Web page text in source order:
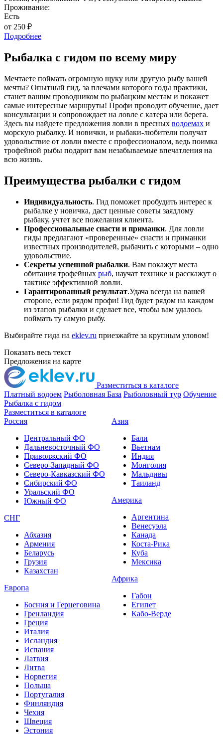
Проживание:
Есть
от 250 ₽
Подробнее
Рыбалка с гидом по всему миру
Мечтаете поймать огромную щуку или другую рыбу вашей
мечты? Опытный гид, за плечами которого годы практики,
станет вашим проводником по рыбацким местам и покажет
самые интересные маршруты! Профи проводит обучение, дает
консультации и сопровождает на ловле с катера или берега.
Здесь вы найдете предложения ловли в пресных водоемах и
морскую рыбалку. И новички, и рыбаки-любители получат
удовольствие от ловли вместе с профессионалом, ведь поимка
трофейной рыбы подарит вам незабываемые впечатления на
всю жизнь.
Преимущества рыбалки с гидом
Индивидуальность. Гид поможет пробудить интерес к
рыбалке у новичка, даст ценные советы заядлому
рыбаку, учтет все пожелания клиента.
Профессиональные снасти и приманки. Для ловли
гиды предлагают «проверенные» снасти и приманки
известных производителей, рыбачить с которыми – одно
удовольствие.
Секреты успешной рыбалки. Вам покажут места
обитания трофейных рыб, научат технике и расскажут о
тактике эффективной ловли.
Гарантированный результат.Удача всегда на вашей
стороне, если рядом профи! Гид будет рядом на каждом
из этапов рыбалки и сделает все, чтобы вам удалось
поймать ту самую рыбу.
Выбирайте гида на eklev.ru приезжайте за крупным уловом!
Показать весь текст
Предложения на карте
Разместиться в каталоге
Платный водоем Рыболовная База Рыболовный тур Обучение
Рыбалка с гидом
Разместиться в каталоге
Россия
Центральный ФО
Дальневосточный ФО
Приволжский ФО
Северо-Западный ФО
Северо-Кавказский ФО
Сибирский ФО
Уральский ФО
Южный ФО
СНГ
Абхазия
Армения
Беларусь
Грузия
Казахстан
Европа
Босния и Герцеговина
Гренландия
Греция
Италия
Исландия
Испания
Латвия
Литва
Норвегия
Польша
Португалия
Финляндия
Чехия
Швеция
Эстония
Азия
Бали
Вьетнам
Индия
Монголия
Мальдивы
Таиланд
Америка
Аргентина
Венесуэла
Канада
Коста-Рика
Куба
Мексика
Африка
Габон
Египет
Кабо-Верде